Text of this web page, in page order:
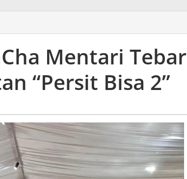
Mentari Tebar
“Persit Bisa 2”